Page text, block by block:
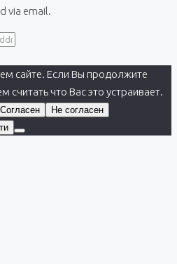
via email.
сайте. Если Вы продолжите
считать что Вас это устраивает.
Согласен
Не согласен